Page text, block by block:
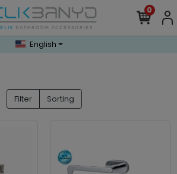
0
English
Filter Sorting